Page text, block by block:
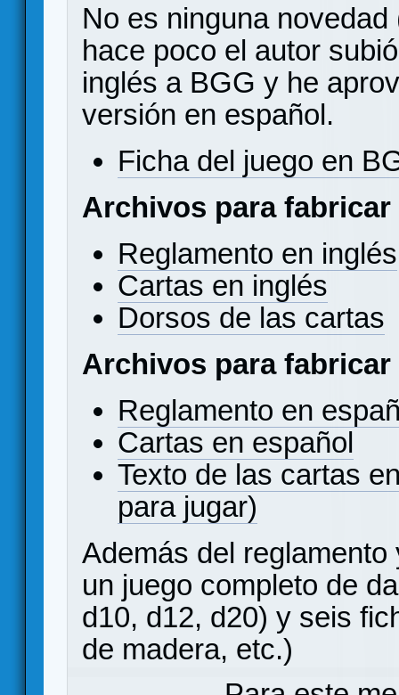
No es ninguna
hace poco el autor
inglés a BGG y he
versión en español.
Ficha del juego en
Archivos para
Reglamento en inglés
Cartas en inglés
Dorsos de las cartas
Archivos para
Reglamento en
Cartas en español
Texto de las cartas
para jugar)
Además del
un juego completo de
d10, d12, d20) y seis
de madera, etc.)